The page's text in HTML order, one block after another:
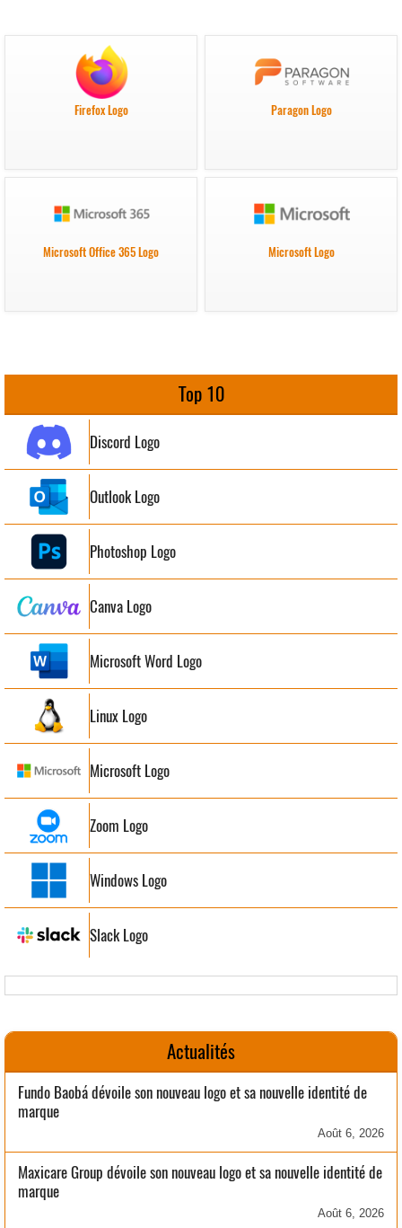
Firefox Logo Paragon Logo
Microsoft Office 365 Logo Microsoft Logo
Top 10
Discord Logo
Outlook Logo
Photoshop Logo
Canva Logo
Microsoft Word Logo
Linux Logo
Microsoft Logo
Zoom Logo
Windows Logo
Slack Logo
Actualités
Fundo Baobá dévoile son nouveau logo et sa nouvelle identité de
marque
Août 6, 2026
Maxicare Group dévoile son nouveau logo et sa nouvelle identité de
marque
Août 6, 2026